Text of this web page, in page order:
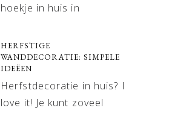
hoekje in huis in
HERFSTIGE
WANDDECORATIE: SIMPELE
IDEËEN
Herfstdecoratie in huis? I
love it! Je kunt zoveel